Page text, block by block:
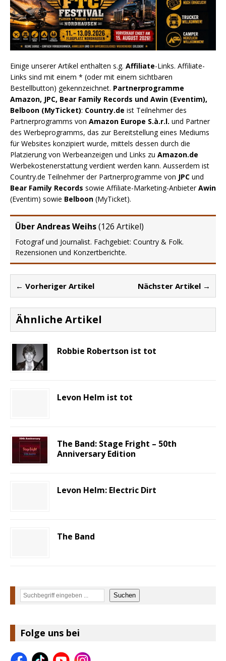
Einige unserer Artikel enthalten s.g. Affiliate-Links. Affiliate-
Links sind mit einem * (oder mit einem sichtbaren
Bestellbutton) gekennzeichnet. Partnerprogramme
Amazon, JPC, Bear Family Records und Awin (Eventim),
Belboon (MyTicket): Country.de ist Teilnehmer des
Partnerprogramms von Amazon Europe S.à.r.l. und Partner
des Werbeprogramms, das zur Bereitstellung eines Mediums
für Websites konzipiert wurde, mittels dessen durch die
Platzierung von Werbeanzeigen und Links zu Amazon.de
Werbekostenerstattung verdient werden kann. Ausserdem ist
Country.de Teilnehmer der Partnerprogramme von JPC und
Bear Family Records sowie Affiliate-Marketing-AnbieterAwin
(Eventim) sowie Belboon (MyTicket).
Über Andreas Weihs(126 Artikel)
Fotograf und Journalist. Fachgebiet: Country & Folk.
Rezensionen und Konzertberichte.
← Vorheriger Artikel Nächster Artikel →
Ähnliche Artikel
Robbie Robertson ist tot
Levon Helm ist tot
The Band: Stage Fright – 50th
Anniversary Edition
Levon Helm: Electric Dirt
The Band
Suchen Suchen
Folge uns bei